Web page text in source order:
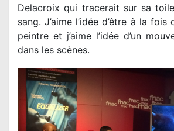
Delacroix qui tracerait sur sa
sang. J’aime l’idée d’être à la fois
peintre et j’aime l’idée d’un
dans les scènes.